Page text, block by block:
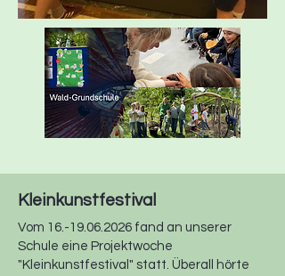
Kleinkunstfestival
Vom 16.-19.06.2026 fand an unserer
Schule eine Projektwoche
"Kleinkunstfestival" statt. Überall hörte